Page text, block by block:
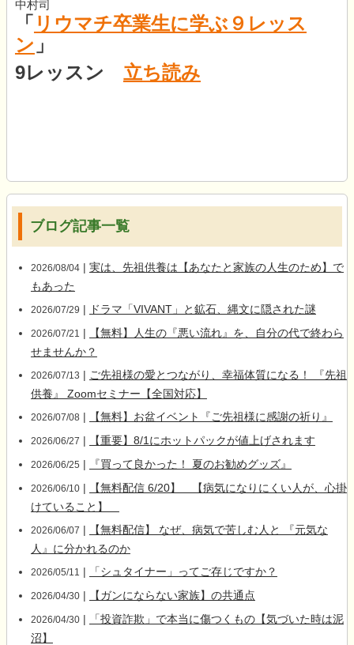
中村司
「 リウマチ卒業生に学ぶ９レッス
ン 」
9レッスン 立ち読み
ブログ記事一覧
2026/08/04| 実は、先祖供養は【あなたと家族の人生のため】で
もあった
2026/07/29 | ドラマ「VIVANT」と鉱石、縄文に隠された謎
2026/07/21 |
【無料】人生の『悪い流れ』を、自分の代で終わら
せませんか？
2026/07/13 | ご先祖様の愛とつながり、幸福体質になる！ 『先祖
供養』 Zoomセミナー【全国対応】
2026/07/08 | 【無料】お盆イベント『ご先祖様に感謝の祈り』
2026/06/27 | 【重要】8/1にホットパックが値上げされます
2026/06/25 | 『買って良かった！ 夏のお勧めグッズ』
2026/06/10|
【無料配信 6/20】 【病気になりにくい人が、心掛
けていること】
2026/06/07 |
【無料配信】 なぜ、病気で苦しむ人と 『元気な
人』に分かれるのか
2026/05/11 | 「シュタイナー」ってご存じですか？
2026/04/30| 【ガンにならない家族】の共通点
2026/04/30|
「投資詐欺」で本当に傷つくもの【気づいた時は泥
沼】